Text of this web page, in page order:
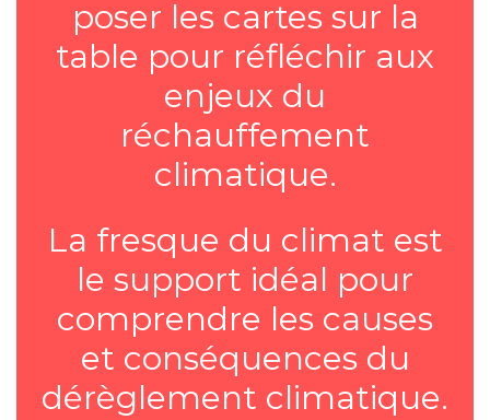
poser les cartes sur la
table pour réfléchir aux
enjeux du
réchauffement
climatique.
La fresque du climat est
le support idéal pour
comprendre les causes
et conséquences du
dérèglement climatique.